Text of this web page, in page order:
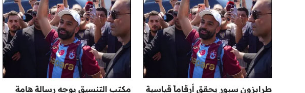
طرابزون سبور يحقق أرقاماً قياسية
مكتب التنسيق يوجه رسالة هامة